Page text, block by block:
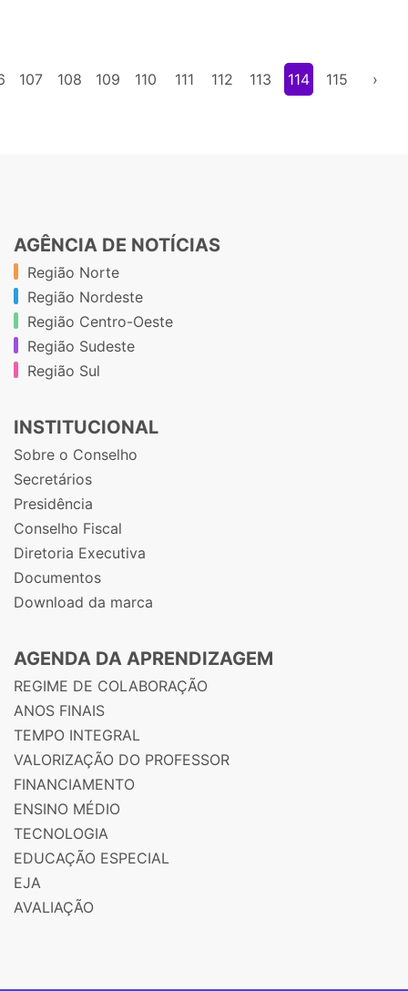
107 108 109 110 111 112 113 114 115 ›
AGÊNCIA DE NOTÍCIAS
Região Norte
Região Nordeste
Região Centro-Oeste
Região Sudeste
Região Sul
INSTITUCIONAL
Sobre o Conselho
Secretários
Presidência
Conselho Fiscal
Diretoria Executiva
Documentos
Download da marca
AGENDA DA APRENDIZAGEM
REGIME DE COLABORAÇÃO
ANOS FINAIS
TEMPO INTEGRAL
VALORIZAÇÃO DO PROFESSOR
FINANCIAMENTO
ENSINO MÉDIO
TECNOLOGIA
EDUCAÇÃO ESPECIAL
EJA
AVALIAÇÃO